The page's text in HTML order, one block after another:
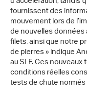
fournissent des
mouvement lors de
de nouvelles données
filets, ainsi que notre
de pierres » indique
au SLF. Ces
conditions réelles
tests de chute